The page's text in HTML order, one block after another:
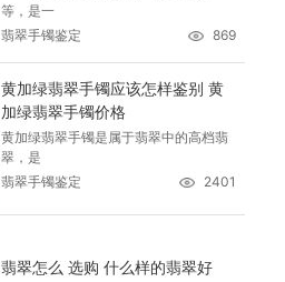
等，是一
翡翠手镯鉴定
869
黄加绿翡翠手镯应该怎样鉴别 黄
加绿翡翠手镯价格
黄加绿翡翠手镯是属于翡翠中的高档翡
翠，是
翡翠手镯鉴定
2401
翡翠怎么 选购 什么样的翡翠好